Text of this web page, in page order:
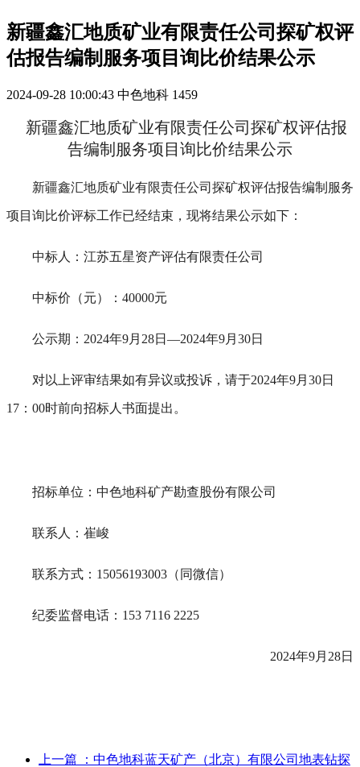
新疆鑫汇地质矿业有限责任公司探矿权评
估报告编制服务项目询比价结果公示
2024-09-28 10:00:43 中色地科 1459
新疆鑫汇地质矿业有限责任公司探矿权评估报
告编制服务项目询比价结果公示
新疆鑫汇地质矿业有限责任公司探矿权评估报告编制服务
项目询比价评标工作已经结束，现将结果公示如下：
中标人： 江苏五星资产评估有限责任公司
中标价（元） ： 40000元
公示期： 2024年9月28日—2024年9月30日
对以上评审结果如有异议或投诉，请于2024年9月 30日
1 7 ： 00时前向招标人书面提出。
招标单位：中色地科矿产勘查股份有限公司
联系人： 崔峻
联系方式： 15056193003 （同微信）
纪委监督电话： 153 7116 2225
2024年9月 28日
上一篇
：中色地科蓝天矿产（北京）有限公司地表钻探